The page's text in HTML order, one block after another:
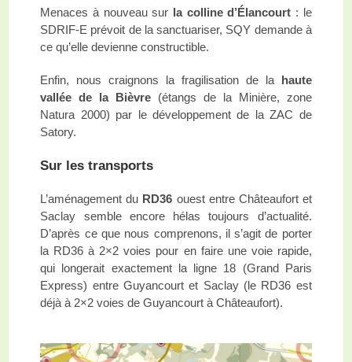
Menaces à nouveau sur la colline d’Élancourt : le
SDRIF-E prévoit de la sanctuariser, SQY demande à
ce qu’elle devienne constructible.
Enfin, nous craignons la fragilisation de la haute
vallée de la Bièvre (étangs de la Minière, zone
Natura 2000) par le développement de la ZAC de
Satory.
Sur les transports
L’aménagement du RD36 ouest entre Châteaufort et
Saclay semble encore hélas toujours d’actualité.
D’après ce que nous comprenons, il s’agit de porter
la RD36 à 2×2 voies pour en faire une voie rapide,
qui longerait exactement la ligne 18 (Grand Paris
Express) entre Guyancourt et Saclay (le RD36 est
déjà à 2×2 voies de Guyancourt à Châteaufort).